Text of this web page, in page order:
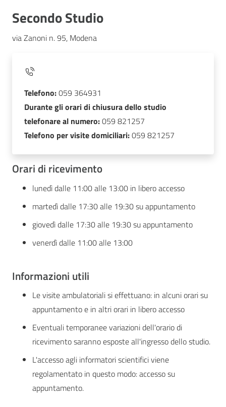
Secondo Studio
via Zanoni n. 95, Modena
Telefono:059 364931
Durante gli orari di chiusura dello studio
telefonare al numero:059 821257
Telefono per visite domiciliari:059 821257
Orari di ricevimento
lunedì dalle 11:00 alle 13:00 in libero accesso
martedì dalle 17:30 alle 19:30 su appuntamento
giovedì dalle 17:30 alle 19:30 su appuntamento
venerdì dalle 11:00 alle 13:00
Informazioni utili
Le visite ambulatoriali si effettuano: in alcuni orari su
appuntamento e in altri orari in libero accesso
Eventuali temporanee variazioni dell'orario di
ricevimento saranno esposte all'ingresso dello studio.
L'accesso agli informatori scientifici viene
regolamentato in questo modo: accesso su
appuntamento.